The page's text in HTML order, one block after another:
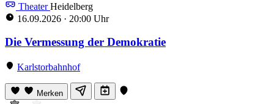
TheaterHeidelberg
16.09.2026 · 20:00 Uhr
Die Vermessung der Demokratie
Karlstorbahnhof
Merken